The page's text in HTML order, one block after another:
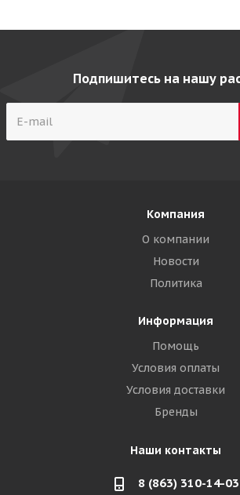
Подпишитесь на нашу
Компания
О компании
Новости
Политика
Информация
Помощь
Условия оплаты
Условия доставки
Бренды
Наши контакты
8 (863) 310-14-03